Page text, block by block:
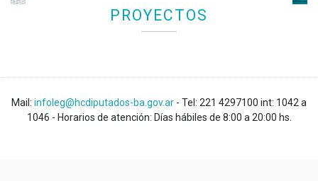
PROYECTOS
Mail: infoleg@hcdiputados-ba.gov.ar - Tel: 221 4297100 int: 1042 a
1046 - Horarios de atención: Días hábiles de 8:00 a 20:00 hs.